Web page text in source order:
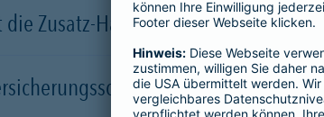
Zusatz-Haftpflicht-Versicherung
für Fahrten mit